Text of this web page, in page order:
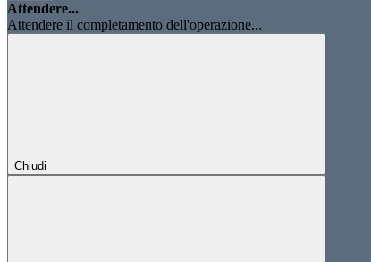
Attendere...
Attendere il completamento dell'operazione...
Chiudi